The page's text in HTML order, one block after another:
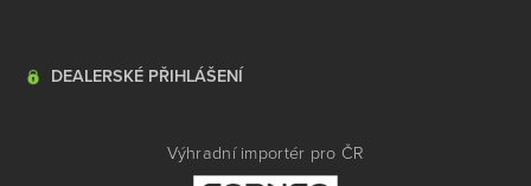
DEALERSKÉ PŘIHLÁŠENÍ
Výhradní importér pro ČR